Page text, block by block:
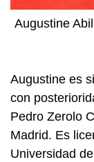
Augustine
Augustine es
con
Pedro Zerolo
Madrid. Es
Universidad